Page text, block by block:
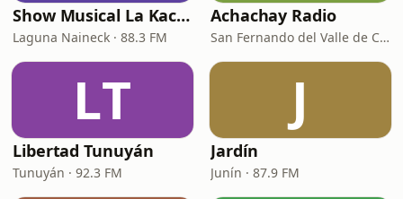
Show Musical La Kachaquera
Laguna Naineck · 88.3 FM
Achachay Radio
San Fernando del Valle de Catamarca
LT
Libertad Tunuyán
Tunuyán · 92.3 FM
J
Jardín
Junín · 87.9 FM